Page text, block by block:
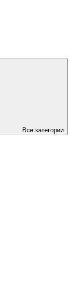
Все категории